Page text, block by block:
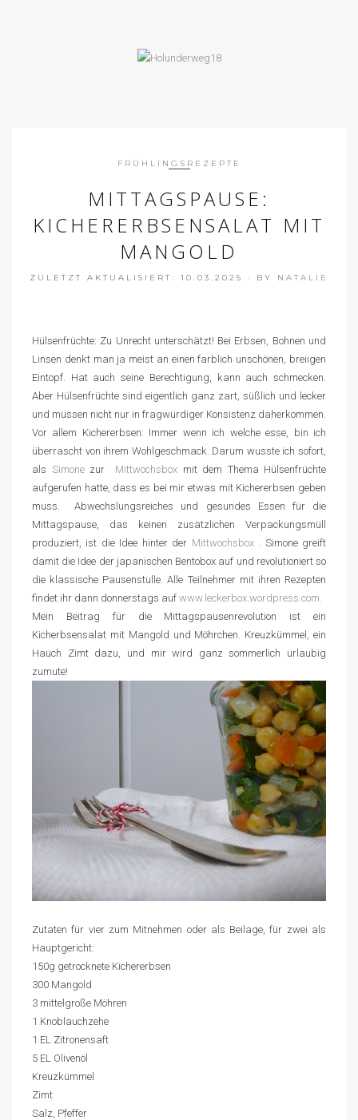
FRÜHLINGSREZEPTE
MITTAGSPAUSE:
KICHERERBSENSALAT MIT
MANGOLD
ZULETZT AKTUALISIERT: 10.03.2025 · BY NATALIE
Hülsenfrüchte: Zu Unrecht unterschätzt! Bei Erbsen, Bohnen und
Linsen denkt man ja meist an einen farblich unschönen, breiigen
Eintopf. Hat auch seine Berechtigung, kann auch schmecken.
Aber Hülsenfrüchte sind eigentlich ganz zart, süßlich und lecker
und müssen nicht nur in fragwürdiger Konsistenz daherkommen.
Vor allem Kichererbsen: Immer wenn ich welche esse, bin ich
überrascht von ihrem Wohlgeschmack. Darum wusste ich sofort,
als Simonezur Mittwochsbox mit dem Thema Hülsenfrüchte
aufgerufen hatte, dass es bei mir etwas mit Kichererbsen geben
muss. Abwechslungsreiches und gesundes Essen für die
Mittagspause, das keinen zusätzlichen Verpackungsmüll
produziert, ist die Idee hinter der Mittwochsbox. Simone greift
damit die Idee der japanischen Bentobox auf und revolutioniert so
die klassische Pausenstulle. Alle Teilnehmer mit ihren Rezepten
findet ihr dann donnerstags auf www.leckerbox.wordpress.com.
Mein Beitrag für die Mittagspausenrevolution ist ein
Kicherbsensalat mit Mangold und Möhrchen. Kreuzkümmel, ein
Hauch Zimt dazu, und mir wird ganz sommerlich urlaubig
zumute!
Zutaten für vier zum Mitnehmen oder als Beilage, für zwei als
Hauptgericht:
150g getrocknete Kichererbsen
300 Mangold
3 mittelgroße Möhren
1 Knoblauchzehe
1 EL Zitronensaft
5 EL Olivenöl
Kreuzkümmel
Zimt
Salz, Pfeffer